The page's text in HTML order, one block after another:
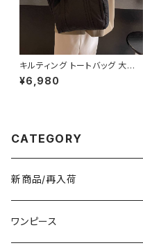
キルティング トートバッグ 大容
量 肩掛けバッグ レディース バッ
グ シンプル 無地 カジュアル 韓
¥6,980
CATEGORY
新商品/再入荷
ワンピース